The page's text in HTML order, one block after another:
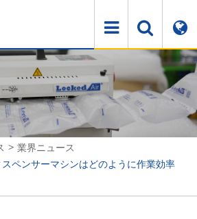
業界ニュース
ペンサーマシンはどのように作業効率